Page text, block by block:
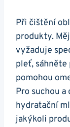
Při‌ čištění
produkty.
vyžaduje‌
pleť,
pomohou
Pro⁢ suchou
hydratační
jakýkoli